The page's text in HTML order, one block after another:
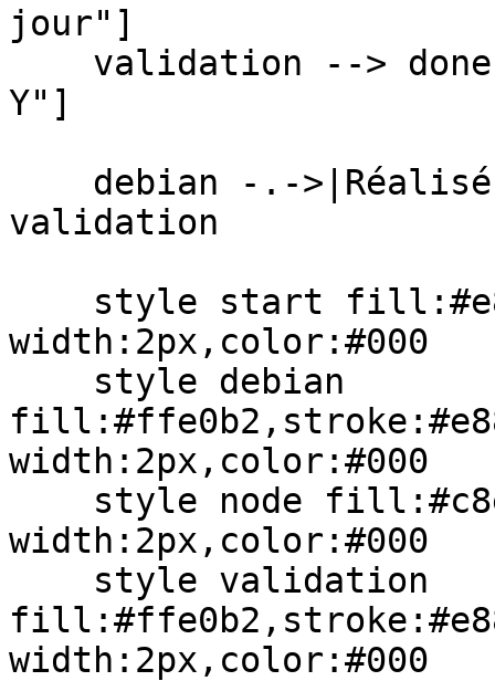
jour"]
Y"]
validation
width:2px,color:#000
width:2px,color:#000
width:2px,color:#000
width:2px,color:#000